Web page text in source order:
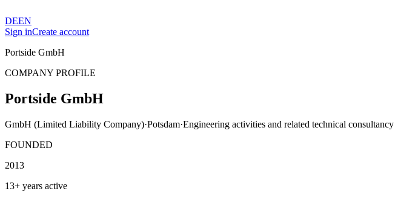
DEEN
Sign inCreate account
Portside GmbH
COMPANY PROFILE
Portside GmbH
GmbH (Limited Liability Company)·Potsdam·Engineering activities and related technical consultancy
FOUNDED
2013
13+ years active